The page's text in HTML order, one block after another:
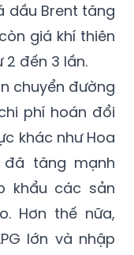
dầu Brent tăng
giá khí thiên
2 đến 3 lần.
chuyển đường
phí hoán đổi
khác như Hoa
đã tăng mạnh
khẩu các sản
Hơn thế nữa,
lớn và nhập